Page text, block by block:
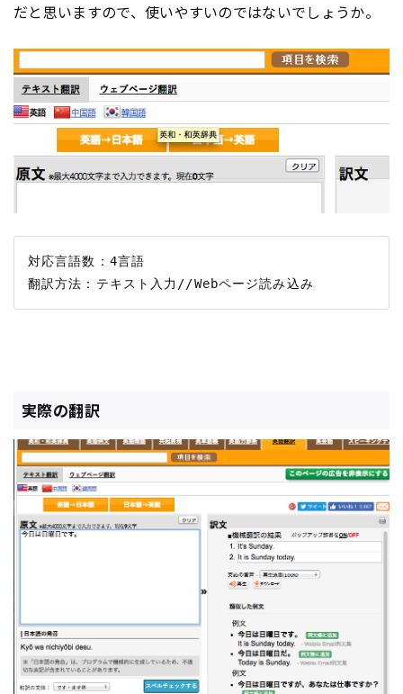
だと思いますので、使いやすいのではないでしょうか。
対応言語数：4言語
実際の翻訳